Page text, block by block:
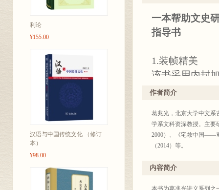
利论
¥155.00
汉语与中国传统文化 （修订
本）
¥98.00
一本帮助文史
指导书
1.装帧精美
该书采用内封
工艺呈现颇具
2.内容“经典”
与“从头道来”
想史，重点讲
作者简介
葛兆光，北京大学中文系
学系文科资深教授。主要
2000）、《宅兹中国——
（2014）等。
内容简介
本书为葛兆光讲义系列之